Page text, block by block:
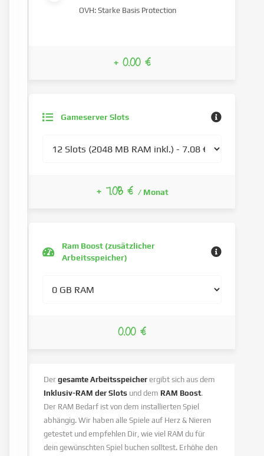
Gameserver Slots
+ 7.08 € / Monat
OVH: Starke Basis Protection
+ 0.00 €
Ram Boost (zusätzlicher
Arbeitsspeicher)
0.00 €
Dergesamte Arbeitsspeicher ergibt sich aus dem
Inklusiv-RAM der Slots und dem RAM Boost.
Der RAM Bedarf ist von dem installierten Spiel
abhängig. Wir haben alle Spiele auf Herz & Nieren
getestet und empfehlen Dir, wie viel RAM du für
dein gewünschten Spiel buchen solltest. Erhöhe den